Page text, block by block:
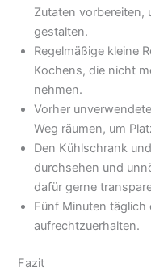
Zutaten vorbereiten,
gestalten.
Regelmäßige kleine
Kochens, die nicht
nehmen.
Vorher
Weg räumen, um
Den Kühlschrank
durchsehen und
dafür gerne
Fünf Minuten täglich
aufrechtzuerhalten.
Fazit